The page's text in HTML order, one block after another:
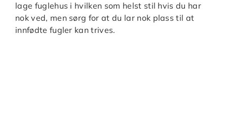
lage fuglehus i hvilken som helst stil hvis du har
nok ved, men sørg for at du lar nok plass til at
innfødte fugler kan trives.